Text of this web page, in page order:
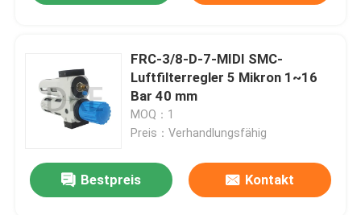
FRC-3/8-D-7-MIDI SMC-
Luftfilterregler 5 Mikron 1~16
Bar 40 mm
MOQ：1
Preis：Verhandlungsfähig
Bestpreis Kontakt